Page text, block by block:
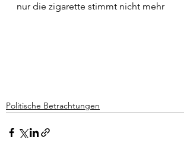
nur die zigarette stimmt nicht mehr
Politische Betrachtungen